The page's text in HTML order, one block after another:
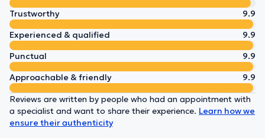
Trustworthy
9.9
Experienced & qualified
9.9
Punctual
9.9
Approachable & friendly
9.9
Reviews are written by people who had an appointment with
a specialist and want to share their experience. Learn how we
ensure their authenticity